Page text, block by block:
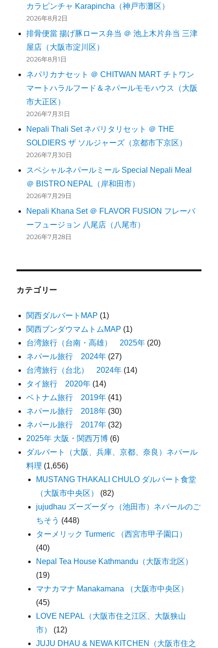
カラピンチャ Karapincha（神戸市灘区）
2026年8月2日
排骨便當 揚げ豚ロース弁当 ＠ 池上木片弁当 三津
屋店（大阪市淀川区）
2026年8月1日
ネパリカナセット ＠ CHITWAN MART チトワン
マートハラルフード＆ネパールモモハウス（大阪
市大正区）
2026年7月31日
Nepali Thali Set ネパリタリセット ＠ THE
SOLDIERS ザ ソルジャーズ（京都市下京区）
2026年7月30日
スペシャルネパールミール Special Nepali Meal
＠ BISTRO NEPAL（岸和田市）
2026年7月29日
Nepali Khana Set ＠ FLAVOR FUSION フレーバ
ーフュージョン 八尾店（八尾市）
2026年7月28日
カテゴリー
関西ダルバートMAP (1)
関西ブンダウマムトムMAP (1)
台湾旅行（台南・高雄） 2025年 (20)
ネパール旅行 2024年 (27)
台湾旅行（台北） 2024年 (14)
タイ旅行 2020年 (14)
ベトナム旅行 2019年 (41)
ネパール旅行 2018年 (30)
ネパール旅行 2017年 (32)
2025年 大阪・関西万博 (6)
ダルバート（大阪、兵庫、京都、奈良）ネパール
料理 (1,656)
MUSTANG THAKALI CHULO ダルバート食堂
（大阪市中央区）
(82)
jujudhau ズーズーダゥ（池田市）ネパールのご
ちそう (448)
ターメリック Turmeric （西宮市甲子園口）
(40)
Nepal Tea House Kathmandu（大阪市北区）
(19)
マナカマナ Manakamana （大阪市中央区）
(45)
LOVE NEPAL（大阪市住之江区、大阪狭山
市）
(12)
JUJU DHAU & NEWA KITCHEN（大阪市住之